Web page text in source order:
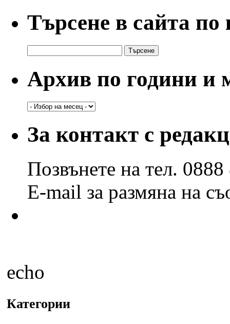
Търсене в сайта
за:
Архив по години и
Архив
и
месеци
За контакт с
Позвънете на тел.
E-mail за размяна на
echo
Категории